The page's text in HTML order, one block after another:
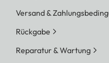
Versand &
Rückgabe
Reparatur & Wartung